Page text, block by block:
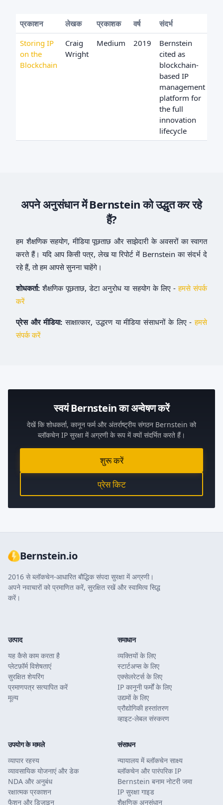
प्रकाशन लेखक प्रकाशक वर्ष
संदर्भ
Storing IP
on the
Blockchain
Craig
Wright
Medium 2019
Bernstein
cited as
blockchain-
based IP
management
platform for
the full
innovation
lifecycle
अपने अनुसंधान में Bernstein को उद्धृत कर रहे
हैं?
हम शैक्षणिक सहयोग, मीडिया पूछताछ और साझेदारी के अवसरों का स्वागत
करते हैं। यदि आप किसी पत्र, लेख या रिपोर्ट में Bernstein का संदर्भ दे
रहे हैं, तो हम आपसे सुनना चाहेंगे।
शोधकर्ता:शैक्षणिक पूछताछ, डेटा अनुरोध या सहयोग के लिए -हमसे संपर्क
करें
प्रेस और मीडिया:साक्षात्कार, उद्धरण या मीडिया संसाधनों के लिए -हमसे
संपर्क करें
स्वयं Bernstein का अन्वेषण करें
देखें कि शोधकर्ता, कानून फर्म और अंतर्राष्ट्रीय संगठन Bernstein को
ब्लॉकचेन IP सुरक्षा में अग्रणी के रूप में क्यों संदर्भित करते हैं।
शुरू करें
प्रेस किट
Bernstein.io
2016 से ब्लॉकचेन-आधारित बौद्धिक संपदा सुरक्षा में अग्रणी।
अपने नवाचारों को प्रमाणित करें, सुरक्षित रखें और स्वामित्व सिद्ध
करें।
उत्पाद
यह कैसे काम करता है
प्लेटफ़ॉर्म विशेषताएं
सुरक्षित शेयरिंग
प्रमाणपत्र सत्यापित करें
मूल्य
समाधान
व्यक्तियों के लिए
स्टार्टअप्स के लिए
एक्सेलरेटर्स के लिए
IP कानूनी फर्मों के लिए
उद्यमों के लिए
प्रौद्योगिकी हस्तांतरण
व्हाइट-लेबल संस्करण
उपयोग के मामले
व्यापार रहस्य
व्यावसायिक योजनाएं और डेक
NDA और अनुबंध
रक्षात्मक प्रकाशन
फैशन और डिज़ाइन
संसाधन
न्यायालय में ब्लॉकचेन साक्ष्य
ब्लॉकचेन और पारंपरिक IP
Bernstein बनाम नोटरी जमा
IP सुरक्षा गाइड
शैक्षणिक अनुसंधान